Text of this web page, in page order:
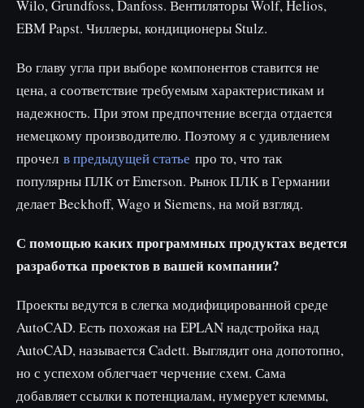
Wilo, Grundfoss, Danfoss. Вентиляторы Wolf, Helios,
EBM Papst. Чиллеры, кондиционеры Stulz.
Во главу угла при выборе компонентов ставится не
цена, а соответствие требуемым характеристикам и
надежность. При этом предпочтение всегда отдается
немецкому производителю. Поэтому я с удивлением
прочел в предыдущей статье про то, что так
популярны ПЛК от Emerson. Рынок ПЛК в Германии
делает Beckhoff, Wago и Siemens, на мой взгляд.
С помощью каких программных продуктах ведется
разработка проектов в вашей компании?
Проекты ведутся в слегка модифицированной среде
AutoCAD. Есть похожая на EPLAN надстройка над
AutoCAD, называется Cadett. Выглядит она допотопно,
но с успехом облегчает черчение схем. Сама
добавляет ссылки к потенциалам, нумерует клеммы,